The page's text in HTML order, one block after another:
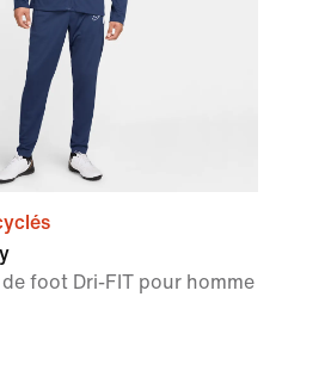
foot Dri-FIT pour homme